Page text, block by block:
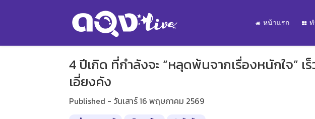
หน้าแรก ท
4 ปีเกิด ที่กำลังจะ “หลุดพ้นจากเรื่องหนักใจ”
เอี่ยงคัง
Published - วันเสาร์ 16 พฤษภาคม 2569